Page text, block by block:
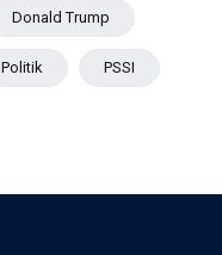
Donald Trump
Politik PSSI